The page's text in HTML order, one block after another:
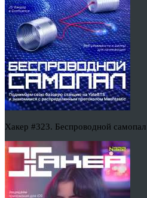
Хакер #323. Беспроводной самопал